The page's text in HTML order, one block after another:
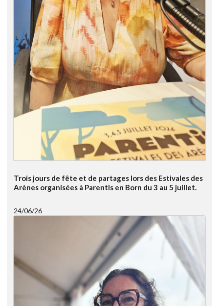
Trois jours de fête et de partages lors des Estivales des
Arènes organisées à Parentis en Born du 3 au 5 juillet.
24/06/26